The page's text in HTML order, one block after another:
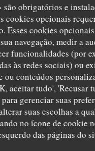
são obrigatórios e
cookies opcionais
Esses cookies
navegação, medir a
funcionalidades (por
às redes sociais) ou
ou conteúdos
aceitar tudo', 'Recusar
gerenciar suas
suas escolhas a
no ícone de cookie
das páginas do
:5/5
chaleureux, les